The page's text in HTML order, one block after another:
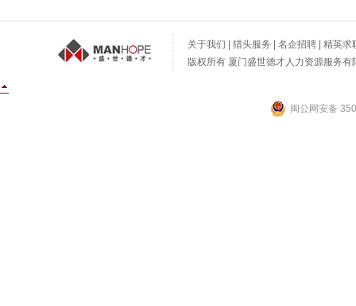
关于我们 猎头服务 名企招聘
精英求
版权所有 厦门盛世德才人力资源服务
闽公网安备